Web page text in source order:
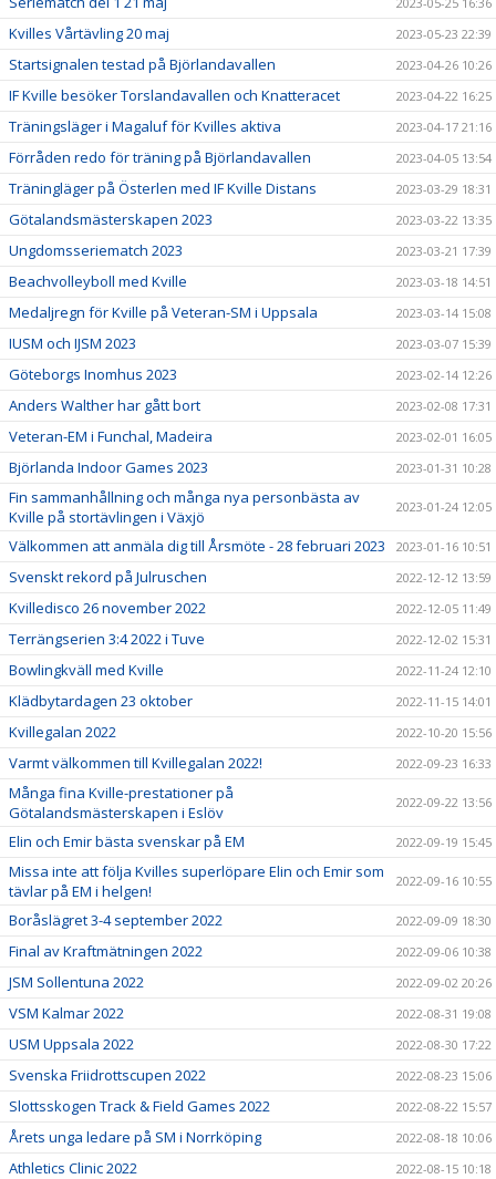
Kvilles Vårtävling 20 maj 2023-05-23 22:39
Startsignalen testad på Björlandavallen 2023-04-26 10:26
IF Kville besöker Torslandavallen och Knatteracet 2023-04-22 16:25
Träningsläger i Magaluf för Kvilles aktiva 2023-04-17 21:16
Förråden redo för träning på Björlandavallen 2023-04-05 13:54
Träningläger på Österlen med IF Kville Distans 2023-03-29 18:31
Götalandsmästerskapen 2023 2023-03-22 13:35
Ungdomsseriematch 2023 2023-03-21 17:39
Beachvolleyboll med Kville 2023-03-18 14:51
Medaljregn för Kville på Veteran-SM i Uppsala 2023-03-14 15:08
IUSM och IJSM 2023 2023-03-07 15:39
Göteborgs Inomhus 2023 2023-02-14 12:26
Anders Walther har gått bort 2023-02-08 17:31
Veteran-EM i Funchal, Madeira 2023-02-01 16:05
Björlanda Indoor Games 2023 2023-01-31 10:28
Fin sammanhållning och många nya personbästa av
Kville på stortävlingen i Växjö
2023-01-24 12:05
Välkommen att anmäla dig till Årsmöte - 28 februari 2023 2023-01-16 10:51
Svenskt rekord på Julruschen 2022-12-12 13:59
Kvilledisco 26 november 2022 2022-12-05 11:49
Terrängserien 3:4 2022 i Tuve 2022-12-02 15:31
Bowlingkväll med Kville 2022-11-24 12:10
Klädbytardagen 23 oktober 2022-11-15 14:01
Kvillegalan 2022 2022-10-20 15:56
Varmt välkommen till Kvillegalan 2022! 2022-09-23 16:33
Många fina Kville-prestationer på
Götalandsmästerskapen i Eslöv
2022-09-22 13:56
Elin och Emir bästa svenskar på EM 2022-09-19 15:45
Missa inte att följa Kvilles superlöpare Elin och Emir som
tävlar på EM i helgen!
2022-09-16 10:55
Boråslägret 3-4 september 2022 2022-09-09 18:30
Final av Kraftmätningen 2022 2022-09-06 10:38
JSM Sollentuna 2022 2022-09-02 20:26
VSM Kalmar 2022 2022-08-31 19:08
USM Uppsala 2022 2022-08-30 17:22
Svenska Friidrottscupen 2022 2022-08-23 15:06
Slottsskogen Track & Field Games 2022 2022-08-22 15:57
Årets unga ledare på SM i Norrköping 2022-08-18 10:06
Athletics Clinic 2022 2022-08-15 10:18